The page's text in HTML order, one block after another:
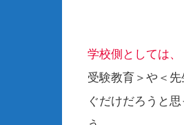
学校側としては
受験教育＞や＜
ぐだけだろうと